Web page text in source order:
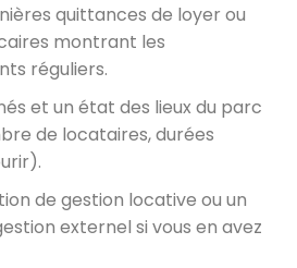
quittances de loyer ou
montrant les
réguliers.
et un état des lieux du parc
de locataires, durées
de gestion locative ou un
externel si vous en avez